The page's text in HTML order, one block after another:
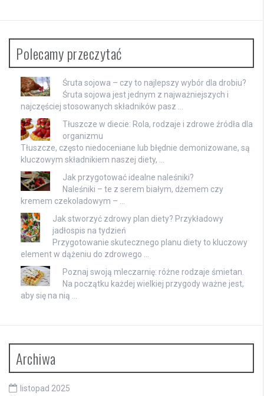
Polecamy przeczytać
Śruta sojowa – czy to najlepszy wybór dla drobiu?
Śruta sojowa jest jednym z najważniejszych i
najczęściej stosowanych składników pasz …
Tłuszcze w diecie: Rola, rodzaje i zdrowe źródła dla
organizmu
Tłuszcze, często niedoceniane lub błędnie demonizowane, są
kluczowym składnikiem naszej diety, …
Jak przygotować idealne naleśniki?
Naleśniki – te z serem białym, dżemem czy
kremem czekoladowym – …
Jak stworzyć zdrowy plan diety? Przykładowy
jadłospis na tydzień
Przygotowanie skutecznego planu diety to kluczowy
element w dążeniu do zdrowego …
Poznaj swoją mleczarnię: różne rodzaje śmietan.
Na początku każdej wielkiej przygody ważne jest,
aby się na nią …
Archiwa
listopad 2025